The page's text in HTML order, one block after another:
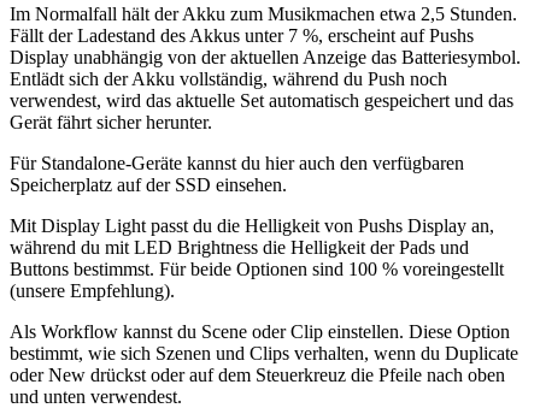
Im Normalfall hält der Akku zum Musikmachen etwa 2,5 Stunden.
Fällt der Ladestand des Akkus unter 7 %, erscheint auf Pushs
Display unabhängig von der aktuellen Anzeige das Batteriesymbol.
Entlädt sich der Akku vollständig, während du Push noch
verwendest, wird das aktuelle Set automatisch gespeichert und das
Gerät fährt sicher herunter.
Für Standalone-Geräte kannst du hier auch den verfügbaren
Speicherplatz auf der SSD einsehen.
Mit Display Light passt du die Helligkeit von Pushs Display an,
während du mit LED Brightness die Helligkeit der Pads und
Buttons bestimmst. Für beide Optionen sind 100 % voreingestellt
(unsere Empfehlung).
Als Workflow kannst du Scene oder Clip einstellen. Diese Option
bestimmt, wie sich Szenen und Clips verhalten, wenn du Duplicate
oder New drückst oder auf dem Steuerkreuz die Pfeile nach oben
und unten verwendest.